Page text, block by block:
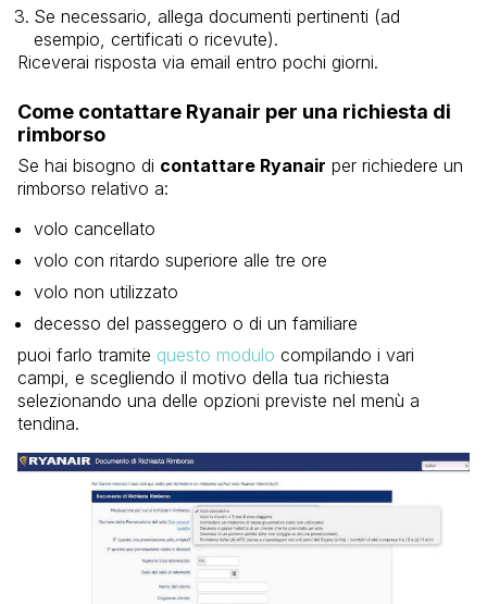
Se necessario, allega documenti pertinenti (ad
esempio, certificati o ricevute).
Riceverai risposta via email entro pochi giorni.
Come contattare Ryanair per una richiesta di
rimborso
Se hai bisogno di contattare Ryanair per richiedere un
rimborso relativo a:
volo cancellato
volo con ritardo superiore alle tre ore
volo non utilizzato
decesso del passeggero o di un familiare
puoi farlo tramite questo modulo compilando i vari
campi, e scegliendo il motivo della tua richiesta
selezionando una delle opzioni previste nel menù a
tendina.